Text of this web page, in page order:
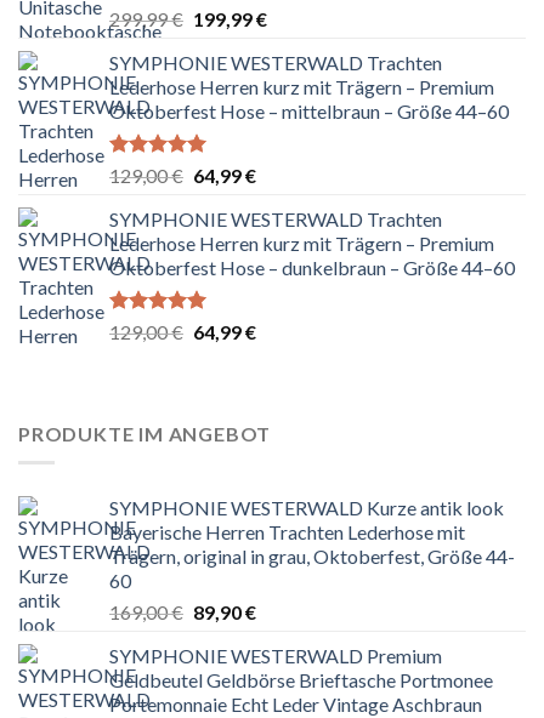
299,99€ Ursprünglicher
war:
299,99 €
199,99€Aktueller
ist:
199,99 €.
SYMPHONIE WESTERWALD Trachten
Lederhose Herren kurz mit Trägern – Premium
Oktoberfest Hose – mittelbraun – Größe 44–60
Bewertet
5.00
von 5
129,00€ Ursprünglicher
war:
129,00 €
64,99€Aktueller
ist:
64,99 €.
SYMPHONIE WESTERWALD Trachten
Lederhose Herren kurz mit Trägern – Premium
Oktoberfest Hose – dunkelbraun – Größe 44–60
Bewertet
5.00
129,00€ Ursprünglicher
64,99€Aktueller
PRODUKTE IM ANGEBOT
SYMPHONIE WESTERWALD Kurze antik look
Bayerische Herren Trachten Lederhose mit
Trägern, original in grau, Oktoberfest, Größe 44-
60
169,00€ Ursprünglicher
war:
169,00 €
89,90€Aktueller
ist:
89,90 €.
SYMPHONIE WESTERWALD Premium
Geldbeutel Geldbörse Brieftasche Portmonee
Portemonnaie Echt Leder Vintage Aschbraun